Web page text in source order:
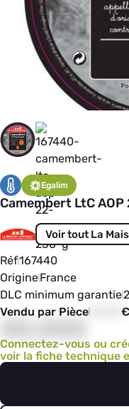
Egalim
Camembert LtC AOP
Voir tout La
Réf167440
OrigineFrance
DLC minimum garantie
Vendu par Pièce
€
Connectez-vous ou
voir la fiche technique